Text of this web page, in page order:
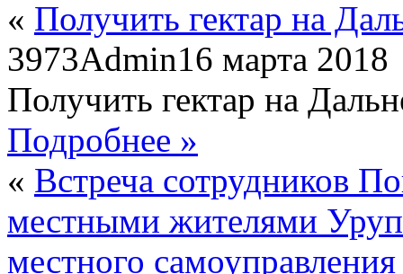
« Получить гектар на
3973Admin16 марта 2018
Получить гектар на
Подробнее »
« Встреча сотрудников
местными жителями
местного самоуправления